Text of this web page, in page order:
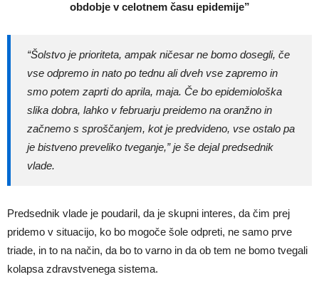
obdobje v celotnem času epidemije”
“Šolstvo je prioriteta, ampak ničesar ne bomo dosegli, če
vse odpremo in nato po tednu ali dveh vse zapremo in
smo potem zaprti do aprila, maja. Če bo epidemiološka
slika dobra, lahko v februarju preidemo na oranžno in
začnemo s sproščanjem, kot je predvideno, vse ostalo pa
je bistveno preveliko tveganje,” je še dejal predsednik
vlade.
Predsednik vlade je poudaril, da je skupni interes, da čim prej
pridemo v situacijo, ko bo mogoče šole odpreti, ne samo prve
triade, in to na način, da bo to varno in da ob tem ne bomo tvegali
kolapsa zdravstvenega sistema.